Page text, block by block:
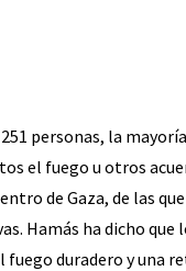
personas, la
el fuego u otros
de Gaza, de las
Hamás ha dicho
fuego duradero y una